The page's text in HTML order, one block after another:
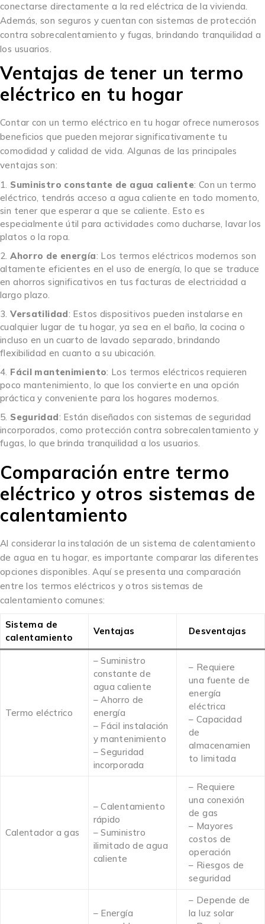
conectarse directamente a la red eléctrica de la vivienda.
Además, son seguros y cuentan con sistemas de protección
contra sobrecalentamiento y fugas, brindando tranquilidad a
los usuarios.
Ventajas de tener un termo
eléctrico en tu hogar
Contar con un termo eléctrico en tu hogar ofrece numerosos
beneficios que pueden mejorar significativamente tu
comodidad y calidad de vida. Algunas de las principales
ventajas son:
Suministro constante de agua caliente: Con un termo
eléctrico, tendrás acceso a agua caliente en todo momento,
sin tener que esperar a que se caliente. Esto es
especialmente útil para actividades como ducharse, lavar los
platos o la ropa.
Ahorro de energía: Los termos eléctricos modernos son
altamente eficientes en el uso de energía, lo que se traduce
en ahorros significativos en tus facturas de electricidad a
largo plazo.
Versatilidad: Estos dispositivos pueden instalarse en
cualquier lugar de tu hogar, ya sea en el baño, la cocina o
incluso en un cuarto de lavado separado, brindando
flexibilidad en cuanto a su ubicación.
Fácil mantenimiento: Los termos eléctricos requieren
poco mantenimiento, lo que los convierte en una opción
práctica y conveniente para los hogares modernos.
Seguridad: Están diseñados con sistemas de seguridad
incorporados, como protección contra sobrecalentamiento y
fugas, lo que brinda tranquilidad a los usuarios.
Comparación entre termo
eléctrico y otros sistemas de
calentamiento
Al considerar la instalación de un sistema de calentamiento
de agua en tu hogar, es importante comparar las diferentes
opciones disponibles. Aquí se presenta una comparación
entre los termos eléctricos y otros sistemas de
calentamiento comunes:
Sistema de
calentamiento
Ventajas Desventajas
Termo eléctrico
– Suministro
constante de
agua caliente
– Ahorro de
energía
– Fácil instalación
y mantenimiento
– Seguridad
incorporada
– Requiere
una fuente de
energía
eléctrica
– Capacidad
de
almacenamien
to limitada
Calentador a gas
– Calentamiento
rápido
– Suministro
ilimitado de agua
caliente
– Requiere
una conexión
de gas
– Mayores
costos de
operación
– Riesgos de
seguridad
– Energía
– Depende de
la luz solar